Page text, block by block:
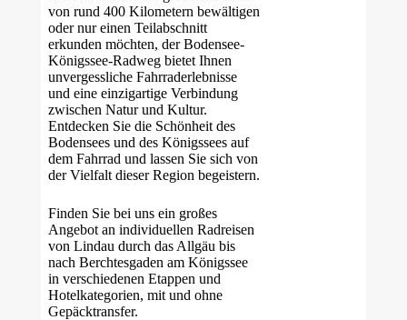
von rund 400 Kilometern bewältigen
oder nur einen Teilabschnitt
erkunden möchten, der Bodensee-
Königssee-Radweg bietet Ihnen
unvergessliche Fahrraderlebnisse
und eine einzigartige Verbindung
zwischen Natur und Kultur.
Entdecken Sie die Schönheit des
Bodensees und des Königssees auf
dem Fahrrad und lassen Sie sich von
der Vielfalt dieser Region begeistern.
Finden Sie bei uns ein großes
Angebot an individuellen Radreisen
von Lindau durch das Allgäu bis
nach Berchtesgaden am Königssee
in verschiedenen Etappen und
Hotelkategorien, mit und ohne
Gepäcktransfer.